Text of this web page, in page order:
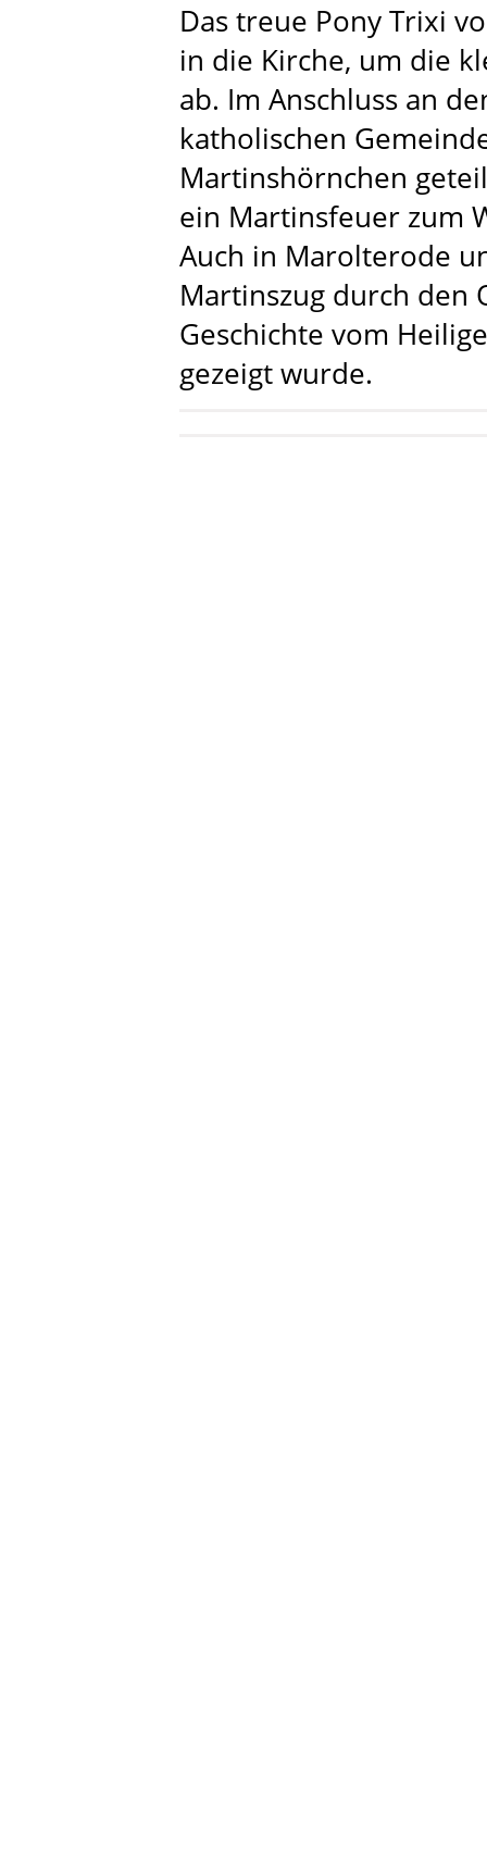
Das treue Pony Trixi
in die Kirche, um die
ab. Im Anschluss an
katholischen
Martinshörnchen
ein Martinsfeuer zum
Auch in Marolterode
Martinszug durch den
Geschichte vom
gezeigt wurde.